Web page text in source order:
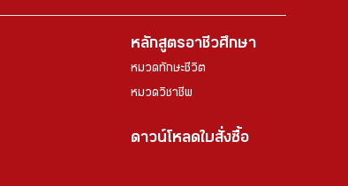
หลักสูตรอาชีวศึกษา
หมวดทักษะชีวิต
หมวดวิชาชีพ
ดาวน์โหลดใบสั่งซื้อ